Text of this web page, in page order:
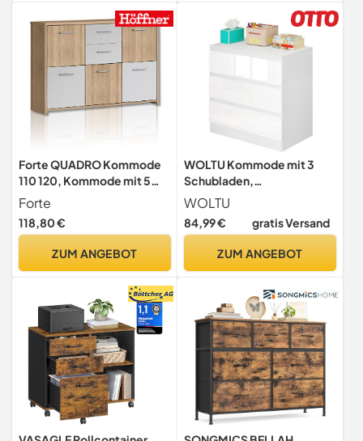
Forte QUADRO Kommode
110 120, Kommode mit 5
Türen und 2 Schubladen,
Modernes Sideboard,
Holzwerkstoff, Sonoma
113,9 cm breit x 77,5 cm
Forte
118,80 €
ZUM ANGEBOT
WOLTU Kommode mit 3
Schubladen,
platzsparender
Kommodenschrank
WOLTU
84,99 € gratis Versand
ZUM ANGEBOT